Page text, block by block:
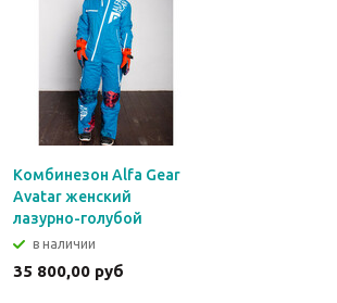
Комбинезон Alfa Gear
Avatar женский
лазурно-голубой
в наличии
35 800,00 руб